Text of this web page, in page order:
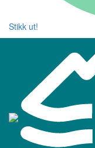
Stikk ut!